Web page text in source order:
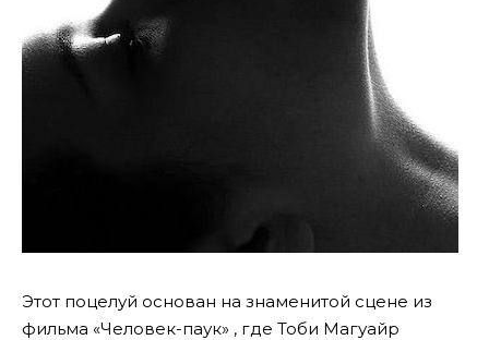
Этот поцелуй основан на знаменитой сцене из
фильма «Человек-паук» , где Тоби Магуайр